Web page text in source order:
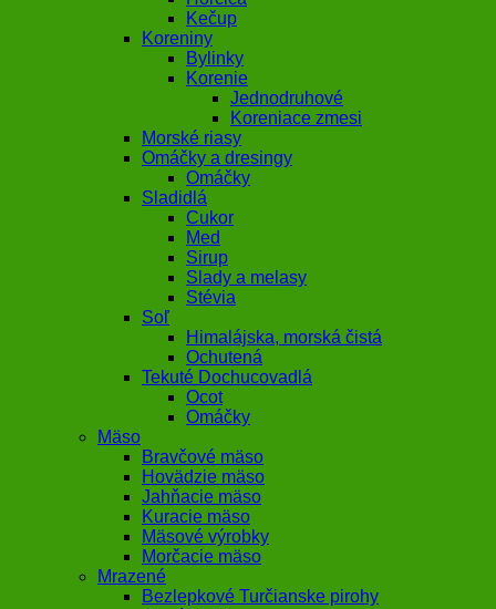
Kečup
Koreniny
Bylinky
Korenie
Jednodruhové
Koreniace zmesi
Morské riasy
Omáčky a dresingy
Omáčky
Sladidlá
Cukor
Med
Sirup
Slady a melasy
Stévia
Soľ
Himalájska, morská čistá
Ochutená
Tekuté Dochucovadlá
Ocot
Omáčky
Mäso
Bravčové mäso
Hovädzie mäso
Jahňacie mäso
Kuracie mäso
Mäsové výrobky
Morčacie mäso
Mrazené
Bezlepkové Turčianske pirohy